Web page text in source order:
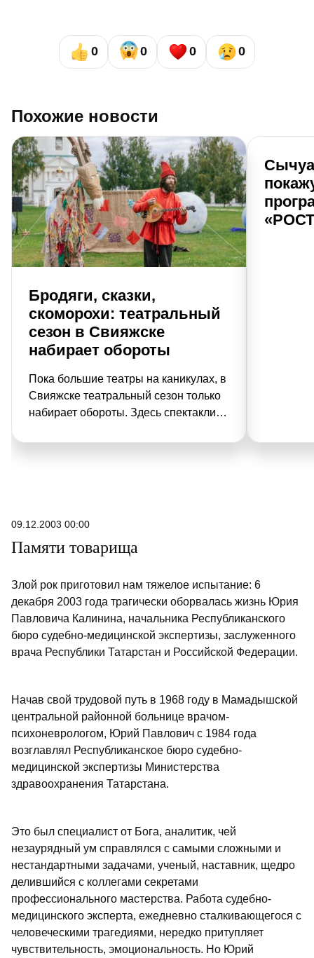
0 0 0 0
Похожие новости
Бродяги, сказки,
скоморохи: театральный
сезон в Свияжске
набирает обороты
Пока большие театры на каникулах, в
Свияжске театральный сезон только
набирает обороты. Здесь спектакли
привычных декораций –
09.12.2003 00:00
Памяти товарища
Злой рок приготовил нам тяжелое испытание: 6
декабря 2003 года трагически оборвалась жизнь Юрия
Павловича Калинина, начальника Республиканского
бюро судебно-медицинской экспертизы, заслуженного
врача Республики Татарстан и Российской Федерации.
Начав свой трудовой путь в 1968 году в Мамадышской
центральной районной больнице врачом-
психоневрологом, Юрий Павлович с 1984 года
возглавлял Республиканское бюро судебно-
медицинской экспертизы Министерства
здравоохранения Татарстана.
Это был специалист от Бога, аналитик, чей
незаурядный ум справлялся с самыми сложными и
нестандартными задачами, ученый, наставник, щедро
делившийся с коллегами секретами
профессионального мастерства. Работа судебно-
медицинского эксперта, ежедневно сталкивающегося с
человеческими трагедиями, нередко притупляет
чувствительность, эмоциональность. Но Юрий